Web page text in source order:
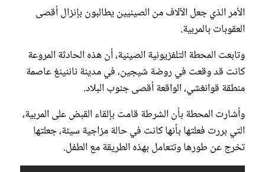
الأمر الذي جعل الآلاف من الصينيين يطالبون بإنزال أقصى
العقوبات بالمربية.
وتابعت المحطة التلفزيونية الصينية، أن هذه الحادثة المروعة
كانت قد وقعت في روضة شيجين، في مدينة ناننينغ عاصمة
منطقة قوانغشي، الواقعة أقصى جنوب البلاد.
وأشارت المحطة بأن الشرطة قامت بإلقاء القبض على المربية،
التي بررت فعلتها بأنها كانت في حالة مزاجية سيئة، جعلتها
تخرج عن طورها وتتعامل بهذه الطريقة مع الطفل.